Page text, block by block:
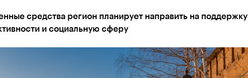
средства регион планирует направить на поддержку
и социальную сферу